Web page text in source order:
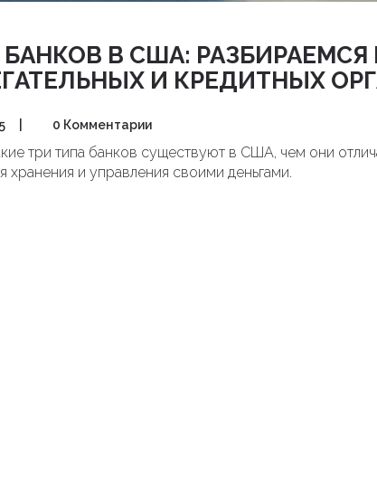
В США:
И КРЕДИТНЫХ
0 Комментарии
три типа банков существуют в США, чем они
хранения и управления своими деньгами.